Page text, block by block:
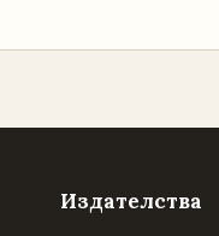
Издателства